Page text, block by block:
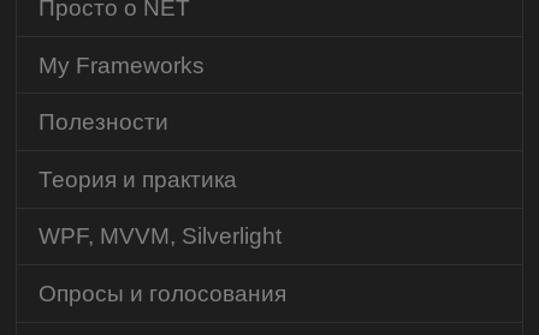
Просто о NET
My Frameworks
Полезности
Теория и практика
WPF, MVVM, Silverlight
Опросы и голосования